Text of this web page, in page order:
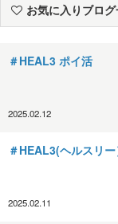
お気に入りブロ
＃HEAL3 ポイ活
2025.02.12
＃HEAL3(ヘルスリ
2025.02.11